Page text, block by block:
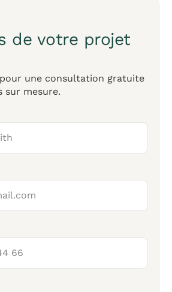
de votre projet
une consultation gratuite
sur mesure.